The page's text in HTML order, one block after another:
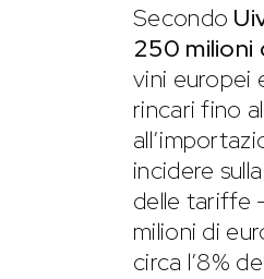
Secondo
250 milioni
vini europei
rincari fino
incidere
delle tariffe
milioni di
circa l’8%